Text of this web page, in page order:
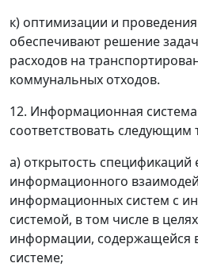
к) оптимизации и
обеспечивают решение
расходов на
коммунальных отходов.
12. Информационная
соответствовать следующим
а) открытость
информационного
информационных систем с
системой, в том числе в
информации, содержащейся
системе;